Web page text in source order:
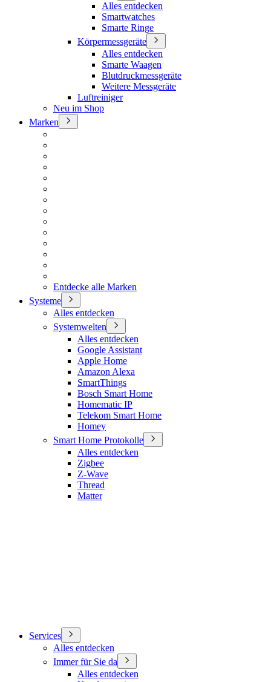
Alles entdecken
Smartwatches
Smarte Ringe
Körpermessgeräte
Alles entdecken
Smarte Waagen
Blutdruckmessgeräte
Weitere Messgeräte
Luftreiniger
Neu im Shop
Marken
Entdecke alle Marken
Systeme
Alles entdecken
Systemwelten
Alles entdecken
Google Assistant
Apple Home
Amazon Alexa
SmartThings
Bosch Smart Home
Homematic IP
Telekom Smart Home
Homey
Smart Home Protokolle
Alles entdecken
Zigbee
Z-Wave
Thread
Matter
Services
Alles entdecken
Immer für Sie da
Alles entdecken